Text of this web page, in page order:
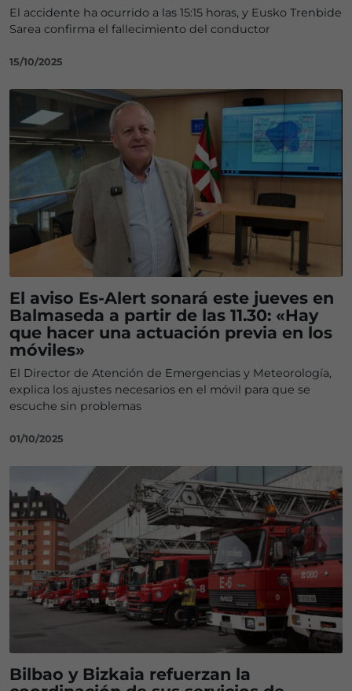
El accidente ha ocurrido a las 15:15 horas, y Eusko Trenbide
Sarea confirma el fallecimiento del conductor
15/10/2025
El aviso Es-Alert sonará este jueves en
Balmaseda a partir de las 11.30: «Hay
que hacer una actuación previa en los
móviles»
El Director de Atención de Emergencias y Meteorología,
explica los ajustes necesarios en el móvil para que se
escuche sin problemas
01/10/2025
Bilbao y Bizkaia refuerzan la